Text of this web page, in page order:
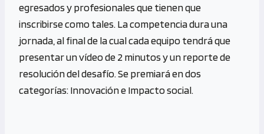
egresados y profesionales que tienen que
inscribirse como tales. La competencia dura una
jornada, al final de la cual cada equipo tendrá que
presentar un vídeo de 2 minutos y un reporte de
resolución del desafío. Se premiará en dos
categorías: Innovación e Impacto social.